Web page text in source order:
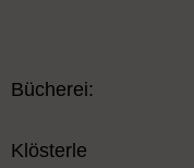
Bücherei:
Klösterle